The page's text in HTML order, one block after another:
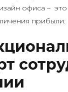
офиса – это
прибыли.